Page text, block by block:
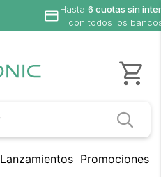
Hasta 6 cuotas sin
con todos los
Lanzamientos Promociones